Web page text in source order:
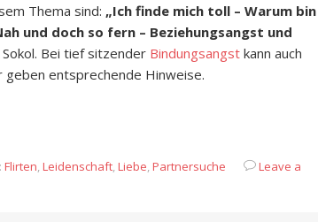
Thema sind: „Ich finde mich toll – Warum bin
und doch so fern – Beziehungsangst und
Bei tief sitzender Bindungsangst kann auch
geben entsprechende Hinweise.
Flirten,Leidenschaft,Liebe,Partnersuche
Leave a